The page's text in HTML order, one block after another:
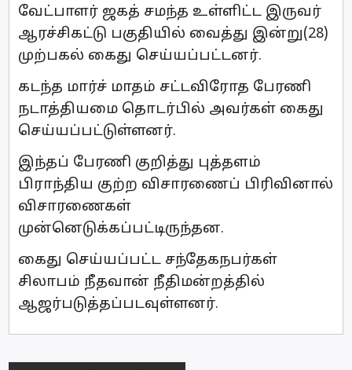
வேட்பாளர் ஜகத் சமந்த உள்ளிட்ட இருவர்
ஆரச்சிகட்டு பகுதியில் வைத்து இன்று(28)
முற்பகல் கைது செய்யப்பட்டனர்.
கடந்த மார்ச் மாதம் சட்டவிரோத பேரணி
நடாத்தியமை தொடர்பில் அவர்கள் கைது
செய்யப்பட்டுள்ளனர்.
இந்தப் பேரணி குறித்து புத்தளம்
பிராந்திய குற்ற விசாரணைப் பிரிவினால்
விசாரணைகள்
முன்னெடுக்கப்பட்டிருந்தன.
கைது செய்யப்பட்ட சந்தேகநபர்கள்
சிலாபம் நீதவான் நீதிமன்றத்தில்
ஆஜர்படுத்தப்படவுள்ளனர்.